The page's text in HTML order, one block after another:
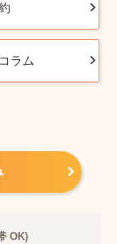
ラム
OK)